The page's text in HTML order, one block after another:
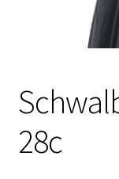
28c